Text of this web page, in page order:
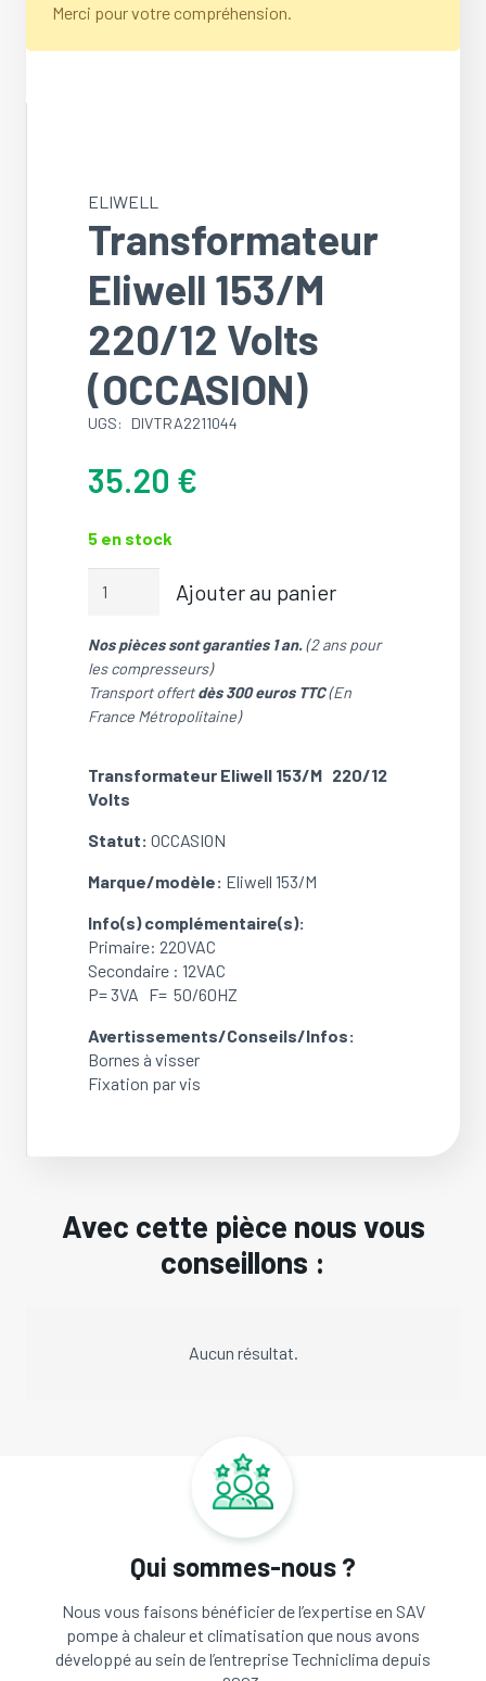
Merci pour votre compréhension.
ELIWELL
Transformateur
Eliwell 153/M
220/12 Volts
(OCCASION)
UGS: DIVTRA2211044
35.20 €
5 en stock
Eliwell
153/M
220/12
Volts
Ajouter au panier
Nos pièces sont garanties 1 an.(2 ans pour
les compresseurs)
Transport offertdès 300 euros TTC(En
France Métropolitaine)
Transformateur Eliwell 153/M 220/12
Volts
Statut: OCCASION
Marque/modèle: Eliwell 153/M
Info(s) complémentaire(s):
Primaire: 220VAC
Secondaire : 12VAC
P= 3VA F= 50/60HZ
Avertissements/Conseils/Infos:
Bornes à visser
Fixation par vis
Avec cette pièce nous vous
conseillons :
Aucun résultat.
Qui sommes-nous ?
Nous vous faisons bénéficier de l’expertise en SAV
pompe à chaleur et climatisation que nous avons
développé au sein de l’entreprise Techniclima depuis